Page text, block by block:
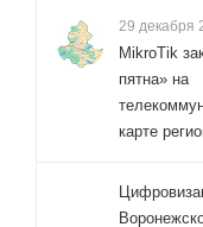
29 декабря
MikroTik
пятна» на
карте